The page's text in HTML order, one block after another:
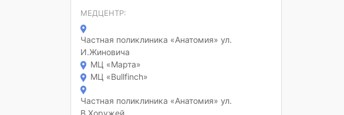
МЕДЦЕНТР:
Частная поликлиника «Анатомия» ул.
И.Жиновича
МЦ «Марта»
МЦ «Bullfinch»
Частная поликлиника «Анатомия» ул.
В.Хоружей